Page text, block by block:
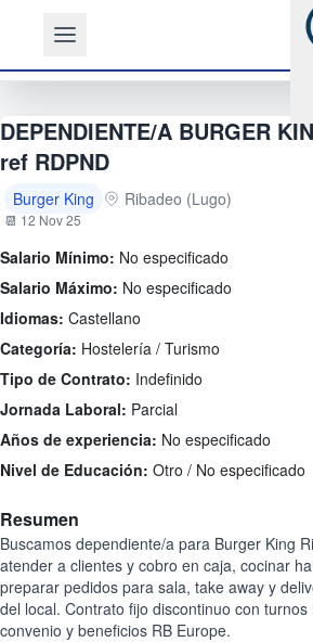
DEPENDIENTE/A BURGER
ref RDPND
Burger King Ribadeo (Lugo)
📆 12 Nov 25
Salario Mínimo: No especificado
Salario Máximo: No especificado
Idiomas: Castellano
Categoría: Hostelería / Turismo
Tipo de Contrato: Indefinido
Jornada Laboral: Parcial
Años de experiencia: No especificado
Nivel de Educación: Otro / No especificado
Resumen
Buscamos dependiente/a para Burger King
atender a clientes y cobro en caja, cocinar
preparar pedidos para sala, take away y
del local. Contrato fijo discontinuo con
convenio y beneficios RB Europe.